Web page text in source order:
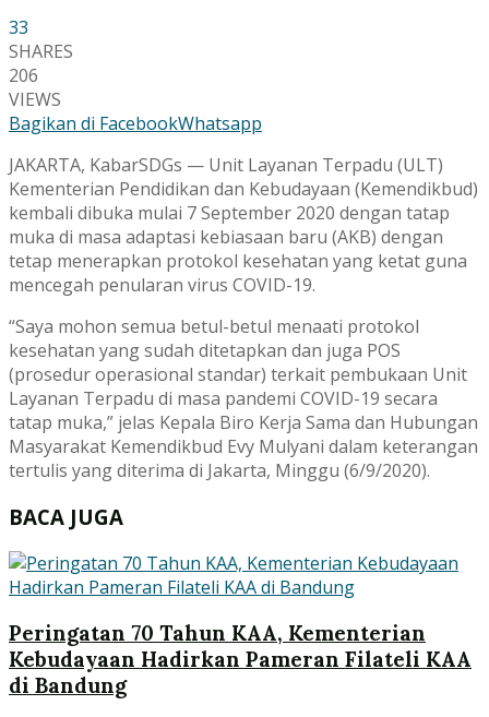
33
SHARES
206
VIEWS
Bagikan di FacebookWhatsapp
JAKARTA, KabarSDGs — Unit Layanan Terpadu (ULT)
Kementerian Pendidikan dan Kebudayaan (Kemendikbud)
kembali dibuka mulai 7 September 2020 dengan tatap
muka di masa adaptasi kebiasaan baru (AKB) dengan
tetap menerapkan protokol kesehatan yang ketat guna
mencegah penularan virus COVID-19.
“Saya mohon semua betul-betul menaati protokol
kesehatan yang sudah ditetapkan dan juga POS
(prosedur operasional standar) terkait pembukaan Unit
Layanan Terpadu di masa pandemi COVID-19 secara
tatap muka,” jelas Kepala Biro Kerja Sama dan Hubungan
Masyarakat Kemendikbud Evy Mulyani dalam keterangan
tertulis yang diterima di Jakarta, Minggu (6/9/2020).
BACA JUGA
Peringatan 70 Tahun KAA, Kementerian
Kebudayaan Hadirkan Pameran Filateli KAA
di Bandung